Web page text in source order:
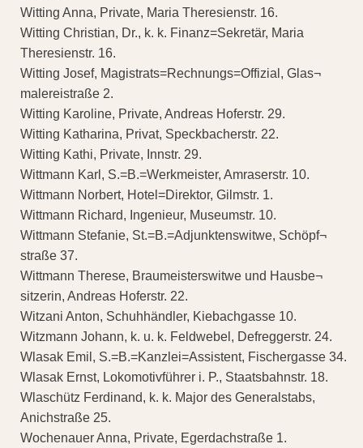
Witting Anna, Private, Maria Theresienstr. 16.
Witting Christian, Dr., k. k. Finanz=Sekretär, Maria
Theresienstr. 16.
Witting Josef, Magistrats=Rechnungs=Offizial, Glas¬
malereistraße 2.
Witting Karoline, Private, Andreas Hoferstr. 29.
Witting Katharina, Privat, Speckbacherstr. 22.
Witting Kathi, Private, Innstr. 29.
Wittmann Karl, S.=B.=Werkmeister, Amraserstr. 10.
Wittmann Norbert, Hotel=Direktor, Gilmstr. 1.
Wittmann Richard, Ingenieur, Museumstr. 10.
Wittmann Stefanie, St.=B.=Adjunktenswitwe, Schöpf¬
straße 37.
Wittmann Therese, Braumeisterswitwe und Hausbe¬
sitzerin, Andreas Hoferstr. 22.
Witzani Anton, Schuhhändler, Kiebachgasse 10.
Witzmann Johann, k. u. k. Feldwebel, Defreggerstr. 24.
Wlasak Emil, S.=B.=Kanzlei=Assistent, Fischergasse 34.
Wlasak Ernst, Lokomotivführer i. P., Staatsbahnstr. 18.
Wlaschütz Ferdinand, k. k. Major des Generalstabs,
Anichstraße 25.
Wochenauer Anna, Private, Egerdachstraße 1.